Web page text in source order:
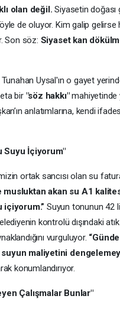
olan değil. Siyasetin doğası
de oluyor. Kim galip gelirse
Son söz: Siyaset kan
Uysal'ın o gayet yerinde
bir "söz hakkı"mahiyetinde
anlatımlarına, kendi
Suyu İçiyorum"
ortak sancısı olan su
musluktan akan su A1
içiyorum.” Suyun tonunun 42
kontrolü dışındaki
vurguluyor.
maliyetini
konumlandırıyor.
Çalışmalar Bunlar"